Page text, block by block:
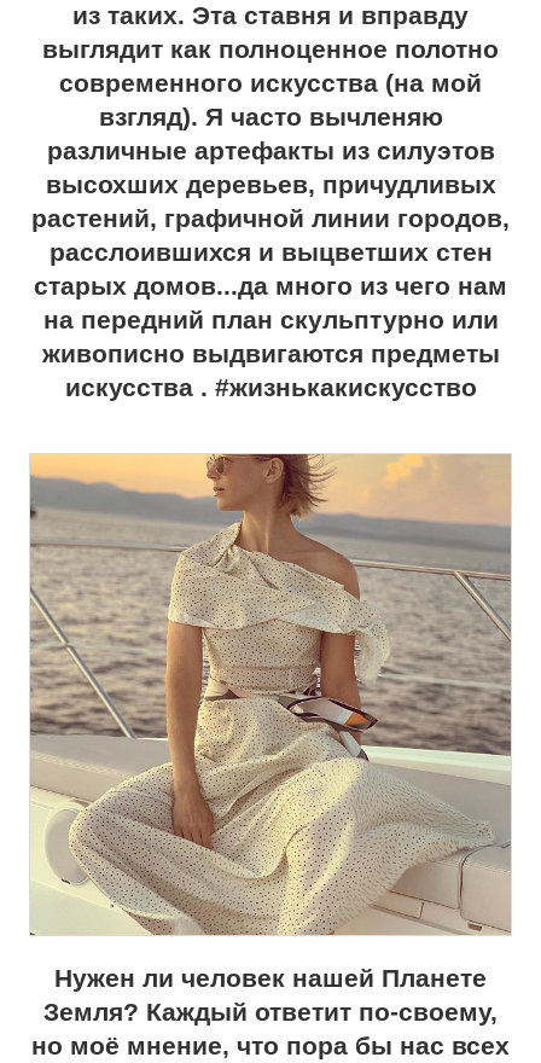
из таких. Эта ставня и вправду
выглядит как полноценное полотно
современного искусства (на мой
взгляд). Я часто вычленяю
различные артефакты из силуэтов
высохших деревьев, причудливых
растений, графичной линии городов,
расслоившихся и выцветших стен
старых домов...да много из чего нам
на передний план скульптурно или
живописно выдвигаются предметы
искусства . #жизнькакискусство
Нужен ли человек нашей Планете
Земля? Каждый ответит по-своему,
но моё мнение, что пора бы нас всех